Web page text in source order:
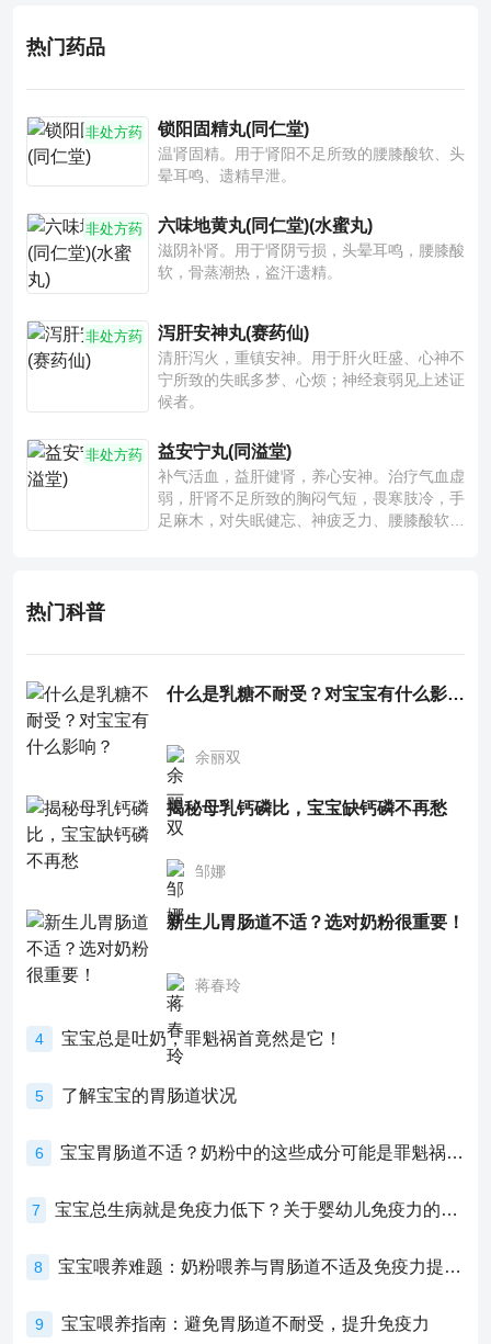
热门药品
非处方药 锁阳固精丸(同仁堂)
温肾固精。用于肾阳不足所致的腰膝酸软、头
晕耳鸣、遗精早泄。
非处方药 六味地黄丸(同仁堂)(水蜜丸)
滋阴补肾。用于肾阴亏损，头晕耳鸣，腰膝酸
软，骨蒸潮热，盗汗遗精。
非处方药 泻肝安神丸(赛药仙)
清肝泻火，重镇安神。用于肝火旺盛、心神不
宁所致的失眠多梦、心烦；神经衰弱见上述证
候者。
非处方药 益安宁丸(同溢堂)
补气活血，益肝健肾，养心安神。治疗气血虚
弱，肝肾不足所致的胸闷气短，畏寒肢冷，手
足麻木，对失眠健忘、神疲乏力、腰膝酸软也
热门科普
什么是乳糖不耐受？对宝宝有什么影响？
余丽双
揭秘母乳钙磷比，宝宝缺钙磷不再愁
邹娜
新生儿胃肠道不适？选对奶粉很重要！
蒋春玲
4 宝宝总是吐奶，罪魁祸首竟然是它！
5 了解宝宝的胃肠道状况
6 宝宝胃肠道不适？奶粉中的这些成分可能是罪魁祸首！
7 宝宝总生病就是免疫力低下？关于婴幼儿免疫力的真相，家长必须了解！
8 宝宝喂养难题：奶粉喂养与胃肠道不适及免疫力提升的奥秘
9 宝宝喂养指南：避免胃肠道不耐受，提升免疫力